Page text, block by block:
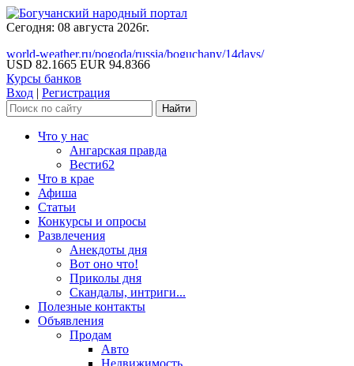
Сегодня: 08 августа 2026г.
world-weather.ru/pogoda/russia/boguchany/14days/
USD 82.1665 EUR 94.8366
Курсы банков
Вход | Регистрация
Что у нас
Ангарская правда
Вести62
Что в крае
Афиша
Статьи
Конкурсы и опросы
Развлечения
Анекдоты дня
Вот оно что!
Приколы дня
Скандалы, интриги...
Полезные контакты
Объявления
Продам
Авто
Недвижимость